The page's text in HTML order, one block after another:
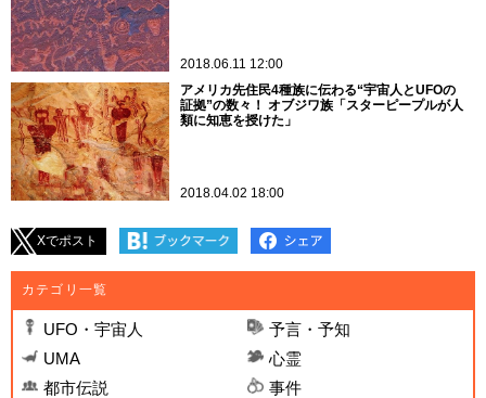
2018.06.11 12:00
アメリカ先住民4種族に伝わる“宇宙人とUFOの
証拠”の数々！ オブジワ族「スターピープルが人
類に知恵を授けた」
2018.04.02 18:00
Xでポスト
カテゴリ一覧
UFO・宇宙人
予言・予知
UMA
心霊
都市伝説
事件